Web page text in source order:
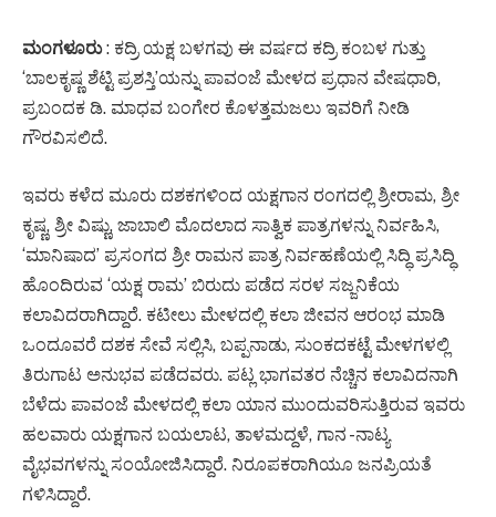
ಮಂಗಳೂರು: ಕದ್ರಿ ಯಕ್ಷ ಬಳಗವು ಈ ವರ್ಷದ ಕದ್ರಿ ಕಂಬಳ ಗುತ್ತು
‘ಬಾಲಕೃಷ್ಣ ಶೆಟ್ಟಿ ಪ್ರಶಸ್ತಿ’ಯನ್ನು ಪಾವಂಜೆ ಮೇಳದ ಪ್ರಧಾನ ವೇಷಧಾರಿ,
ಪ್ರಬಂದಕ ಡಿ. ಮಾಧವ ಬಂಗೇರ ಕೊಳತ್ತಮಜಲು ಇವರಿಗೆ ನೀಡಿ
ಗೌರವಿಸಲಿದೆ.
ಇವರು ಕಳೆದ ಮೂರು ದಶಕಗಳಿಂದ ಯಕ್ಷಗಾನ ರಂಗದಲ್ಲಿ ಶ್ರೀರಾಮ, ಶ್ರೀ
ಕೃಷ್ಣ, ಶ್ರೀ ವಿಷ್ಣು, ಜಾಬಾಲಿ ಮೊದಲಾದ ಸಾತ್ವಿಕ ಪಾತ್ರಗಳನ್ನು ನಿರ್ವಹಿಸಿ,
‘ಮಾನಿಷಾದ’ ಪ್ರಸಂಗದ ಶ್ರೀ ರಾಮನ ಪಾತ್ರ ನಿರ್ವಹಣೆಯಲ್ಲಿ ಸಿದ್ಧಿ ಪ್ರಸಿದ್ಧಿ
ಹೊಂದಿರುವ ‘ಯಕ್ಷ ರಾಮ’ ಬಿರುದು ಪಡೆದ ಸರಳ ಸಜ್ಜನಿಕೆಯ
ಕಲಾವಿದರಾಗಿದ್ದಾರೆ. ಕಟೀಲು ಮೇಳದಲ್ಲಿ ಕಲಾ ಜೀವನ ಆರಂಭ ಮಾಡಿ
ಒಂದೂವರೆ ದಶಕ ಸೇವೆ ಸಲ್ಲಿಸಿ, ಬಪ್ಪನಾಡು, ಸುಂಕದಕಟ್ಟೆ ಮೇಳಗಳಲ್ಲಿ
ತಿರುಗಾಟ ಅನುಭವ ಪಡೆದವರು. ಪಟ್ಲ ಭಾಗವತರ ನೆಚ್ಚಿನ ಕಲಾವಿದನಾಗಿ
ಬೆಳೆದು ಪಾವಂಜೆ ಮೇಳದಲ್ಲಿ ಕಲಾ ಯಾನ ಮುಂದುವರಿಸುತ್ತಿರುವ ಇವರು
ಹಲವಾರು ಯಕ್ಷಗಾನ ಬಯಲಾಟ, ತಾಳಮದ್ದಳೆ, ಗಾನ -ನಾಟ್ಯ
ವೈಭವಗಳನ್ನು ಸಂಯೋಜಿಸಿದ್ದಾರೆ. ನಿರೂಪಕರಾಗಿಯೂ ಜನಪ್ರಿಯತೆ
ಗಳಿಸಿದ್ದಾರೆ.